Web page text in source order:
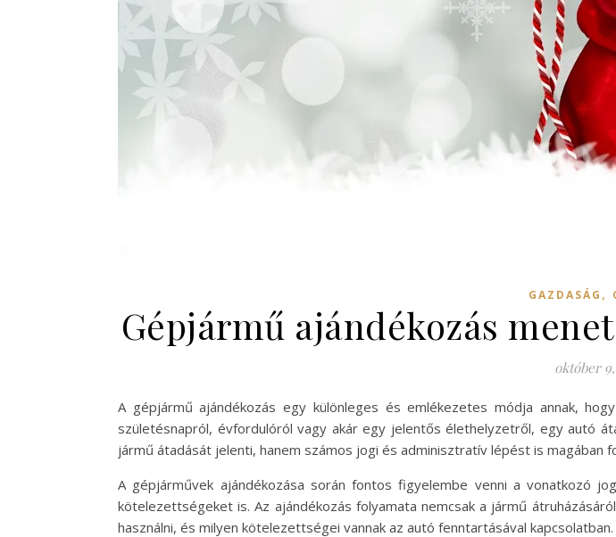
GAZDASÁG ,
Gépjármű ajándékozás
október
A gépjármű ajándékozás egy különleges és emlékezetes módja annak,
születésnapról, évfordulóról vagy akár egy jelentős élethelyzetről, egy autó
jármű átadását jelenti, hanem számos jogi és adminisztratív lépést is magában
A gépjárművek ajándékozása során fontos figyelembe venni a vonatkozó
kötelezettségeket is. Az ajándékozás folyamata nemcsak a jármű
használni, és milyen kötelezettségei vannak az autó fenntartásával kapcsolatban.